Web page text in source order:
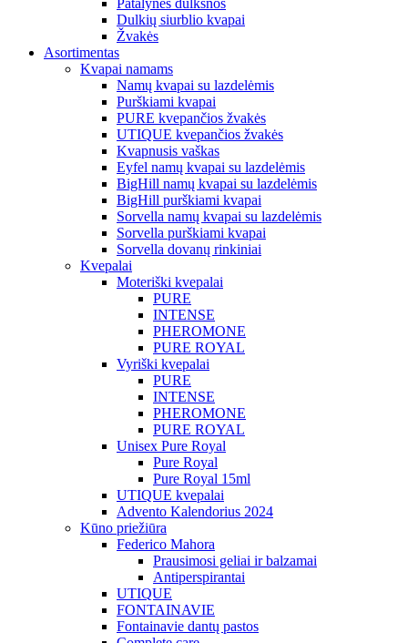
Patalynės dulksnos
Dulkių siurblio kvapai
Žvakės
Asortimentas
Kvapai namams
Namų kvapai su lazdelėmis
Purškiami kvapai
PURE kvepančios žvakės
UTIQUE kvepančios žvakės
Kvapnusis vaškas
Eyfel namų kvapai su lazdelėmis
BigHill namų kvapai su lazdelėmis
BigHill purškiami kvapai
Sorvella namų kvapai su lazdelėmis
Sorvella purškiami kvapai
Sorvella dovanų rinkiniai
Kvepalai
Moteriški kvepalai
PURE
INTENSE
PHEROMONE
PURE ROYAL
Vyriški kvepalai
PURE
INTENSE
PHEROMONE
PURE ROYAL
Unisex Pure Royal
Pure Royal
Pure Royal 15ml
UTIQUE kvepalai
Advento Kalendorius 2024
Kūno priežiūra
Federico Mahora
Prausimosi geliai ir balzamai
Antiperspirantai
UTIQUE
FONTAINAVIE
Fontainavie dantų pastos